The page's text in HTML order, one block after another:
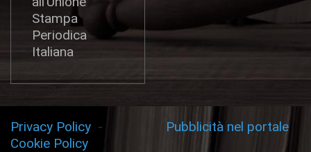
Stampa
Periodica
Italiana
Privacy Policy -
Cookie Policy
Pubblicità nel portale